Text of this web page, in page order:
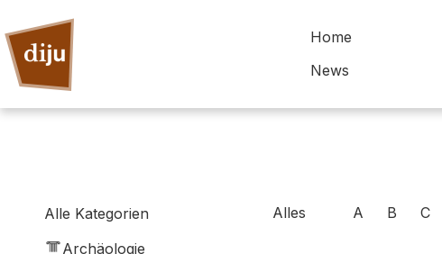
Home
News
Alle Kategorien
Archäologie
Alles A B C